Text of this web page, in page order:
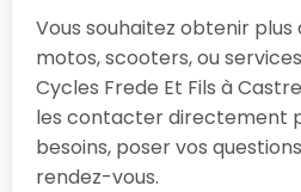
Vous souhaitez obtenir
motos, scooters, ou
Cycles Frede Et Fils à
les contacter directement
besoins, poser vos
rendez-vous.